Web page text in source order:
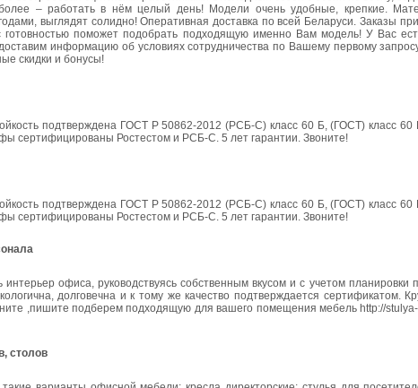
– работать в нём целый день! Модели очень удобные, крепкие.
выглядят солидно! Оперативная доставка по всей Беларуси. Заказы
поможет подобрать подходящую именно Вам модель! У Вас
информацию об условиях сотрудничества по Вашему первому
скидки и бонусы!
подтверждена ГОСТ Р 50862-2012 (РСБ-С) класс 60 Б, (ГОСТ) класс
сертифицированы Ростестом и РСБ-С. 5 лет гарантии. Звоните!
подтверждена ГОСТ Р 50862-2012 (РСБ-С) класс 60 Б, (ГОСТ) класс
сертифицированы Ростестом и РСБ-С. 5 лет гарантии. Звоните!
офиса, руководствуясь собственным вкусом и с учетом
долговечна и к тому же качество подтверждается сертификатом.
,пишите подберем подходящую для вашего помещения мебель http://
столов